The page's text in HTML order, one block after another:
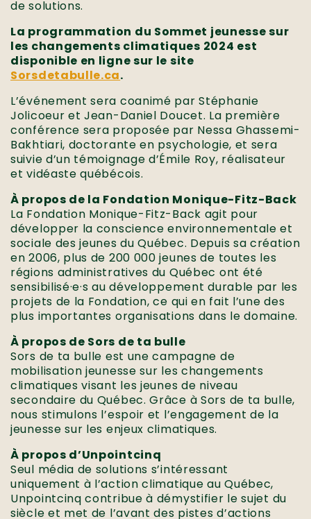
de solutions.
La programmation du Sommet jeunesse sur
les changements climatiques 2024 est
disponible en ligne sur le site
Sorsdetabulle.ca.
L’événement sera coanimé par Stéphanie
Jolicoeur et Jean-Daniel Doucet. La première
conférence sera proposée par Nessa Ghassemi-
Bakhtiari, doctorante en psychologie, et sera
suivie d’un témoignage d’Émile Roy, réalisateur
et vidéaste québécois.
À propos de la Fondation Monique-Fitz-Back
La Fondation Monique-Fitz-Back agit pour
développer la conscience environnementale et
sociale des jeunes du Québec. Depuis sa création
en 2006, plus de 200 000 jeunes de toutes les
régions administratives du Québec ont été
sensibilisé·e·s au développement durable par les
projets de la Fondation, ce qui en fait l’une des
plus importantes organisations dans le domaine.
À propos de Sors de ta bulle
Sors de ta bulle est une campagne de
mobilisation jeunesse sur les changements
climatiques visant les jeunes de niveau
secondaire du Québec. Grâce à Sors de ta bulle,
nous stimulons l’espoir et l’engagement de la
jeunesse sur les enjeux climatiques.
À propos d’Unpointcinq
Seul média de solutions s’intéressant
uniquement à l’action climatique au Québec,
Unpointcinq contribue à démystifier le sujet du
siècle et met de l’avant des pistes d’actions